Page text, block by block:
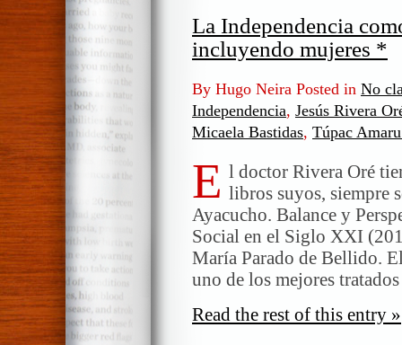
La Independencia
incluyendo mujeres *
By Hugo Neira Posted in No
Independencia, Jesús Rivera
Micaela Bastidas, Túpac
E l doctor Rivera Oré
libros suyos, siempre
Ayacucho. Balance y
Social en el Siglo XXI
María Parado de Bellido.
uno de los mejores
Read the rest of this entry »